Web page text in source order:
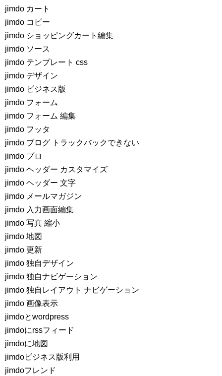
jimdo カート
jimdo コピー
jimdo ショッピングカート編集
jimdo ソース
jimdo テンプレート css
jimdo デザイン
jimdo ビジネス版
jimdo フォーム
jimdo フォーム 編集
jimdo フッタ
jimdo ブログ トラックバックできない
jimdo プロ
jimdo ヘッダー カスタマイズ
jimdo ヘッダー 文字
jimdo メールマガジン
jimdo 入力画面編集
jimdo 写真 縮小
jimdo 地図
jimdo 更新
jimdo 独自デザイン
jimdo 独自ナビゲーション
jimdo 独自レイアウト ナビゲーション
jimdo 画像表示
jimdoとwordpress
jimdoにrssフィード
jimdoに地図
jimdoビジネス版利用
jimdoフレンド